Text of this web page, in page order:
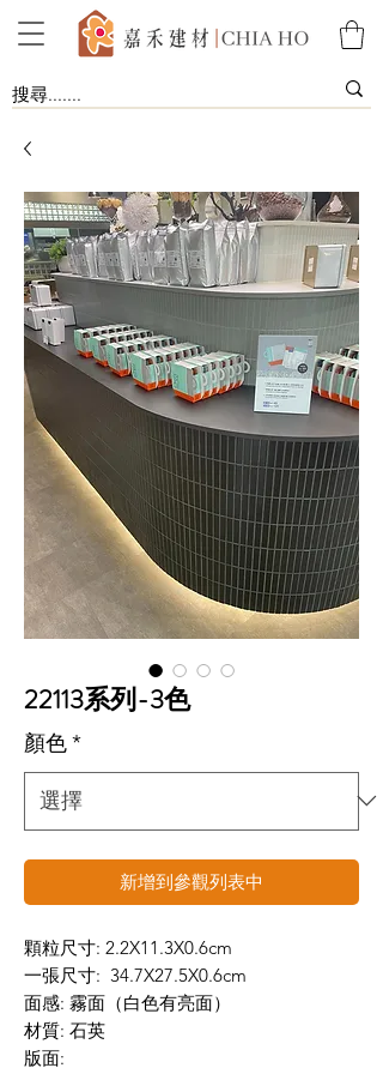
22113系列-3色
顏色*
新增到參觀列表中
顆粒尺寸: 2.2X11.3X0.6cm
一張尺寸: 34.7X27.5X0.6cm
面感: 霧面（白色有亮面）
材質: 石英
版面: